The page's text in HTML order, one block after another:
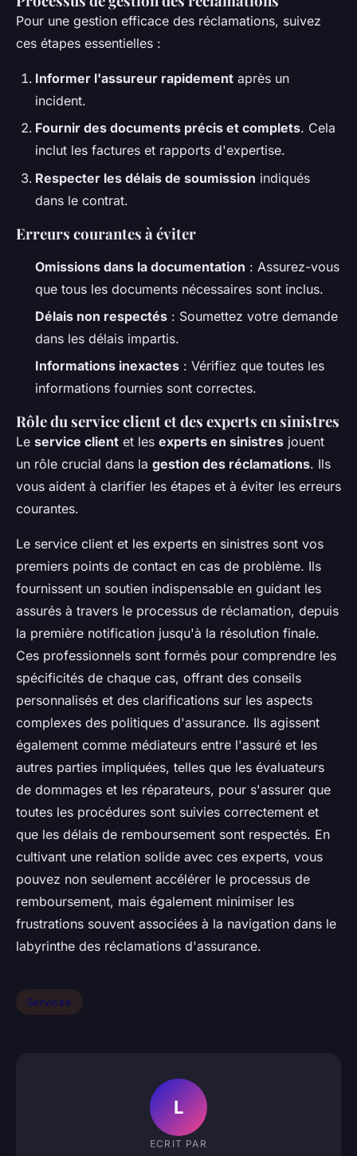
Pour une gestion efficace des réclamations, suivez
ces étapes essentielles :
Informer l'assureur rapidement après un
incident.
Fournir des documents précis et complets. Cela
inclut les factures et rapports d'expertise.
Respecter les délais de soumission indiqués
dans le contrat.
Erreurs courantes à éviter
Omissions dans la documentation : Assurez-vous
que tous les documents nécessaires sont inclus.
Délais non respectés : Soumettez votre demande
dans les délais impartis.
Informations inexactes : Vérifiez que toutes les
informations fournies sont correctes.
Rôle du service client et des experts en sinistres
Le service client et les experts en sinistres jouent
un rôle crucial dans la gestion des réclamations. Ils
vous aident à clarifier les étapes et à éviter les erreurs
courantes.
Le service client et les experts en sinistres sont vos
premiers points de contact en cas de problème. Ils
fournissent un soutien indispensable en guidant les
assurés à travers le processus de réclamation, depuis
la première notification jusqu'à la résolution finale.
Ces professionnels sont formés pour comprendre les
spécificités de chaque cas, offrant des conseils
personnalisés et des clarifications sur les aspects
complexes des politiques d'assurance. Ils agissent
également comme médiateurs entre l'assuré et les
autres parties impliquées, telles que les évaluateurs
de dommages et les réparateurs, pour s'assurer que
toutes les procédures sont suivies correctement et
que les délais de remboursement sont respectés. En
cultivant une relation solide avec ces experts, vous
pouvez non seulement accélérer le processus de
remboursement, mais également minimiser les
frustrations souvent associées à la navigation dans le
labyrinthe des réclamations d'assurance.
Services
L
ECRIT PAR